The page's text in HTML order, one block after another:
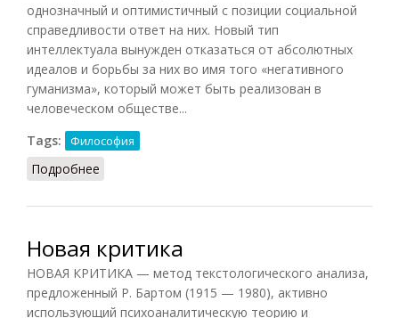
однозначный и оптимистичный с позиции социальной
справедливости ответ на них. Новый тип
интеллектуала вынужден отказаться от абсолютных
идеалов и борьбы за них во имя того «негативного
гуманизма», который может быть реализован в
человеческом обществе...
Tags:
Философия
Подробнее
Новая критика
НОВАЯ КРИТИКА — метод текстологического анализа,
предложенный Р. Бартом (1915 — 1980), активно
использующий психоаналитическую теорию и